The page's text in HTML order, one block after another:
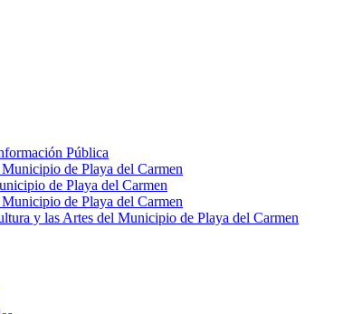
Pública
de Playa del Carmen
de Playa del Carmen
de Playa del Carmen
y las Artes del Municipio de Playa del Carmen